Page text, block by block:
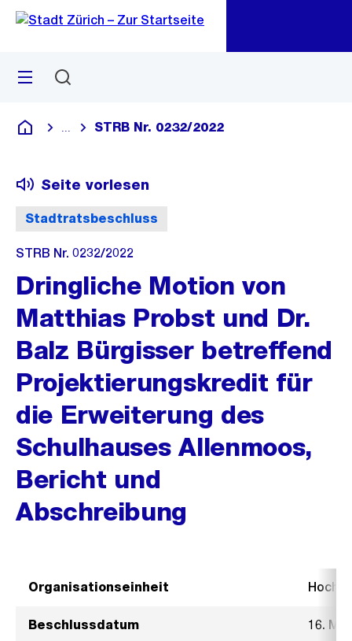
Navigation
Sprunglink
Menü
Deutsch
Blende alle Breadcrumbs ein
STRB Nr. 0232/2022
Stadtratsbeschluss
Seite vorlesen
STRB Nr. 0232/2022
Dringliche Motion von
Matthias Probst und Dr.
Balz Bürgisser betreffend
Projektierungskredit für
die Erweiterung des
Schulhauses Allenmoos,
Bericht und
Abschreibung
Organisationseinheit
Beschlussdatum 16.